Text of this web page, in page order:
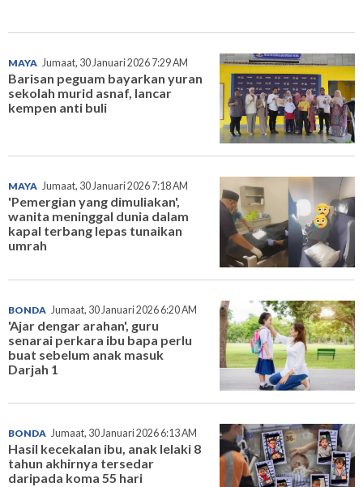
MAYA Jumaat, 30 Januari 2026 7:29 AM
Barisan peguam bayarkan yuran
sekolah murid asnaf, lancar
kempen anti buli
MAYA Jumaat, 30 Januari 2026 7:18 AM
'Pemergian yang dimuliakan',
wanita meninggal dunia dalam
kapal terbang lepas tunaikan
umrah
BONDA Jumaat, 30 Januari 2026 6:20 AM
'Ajar dengar arahan', guru
senarai perkara ibu bapa perlu
buat sebelum anak masuk
Darjah 1
BONDA Jumaat, 30 Januari 2026 6:13 AM
Hasil kecekalan ibu, anak lelaki 8
tahun akhirnya tersedar
daripada koma 55 hari